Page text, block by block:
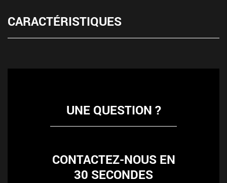
CARACTÉRISTIQUES
UNE QUESTION ?
CONTACTEZ-NOUS EN
30 SECONDES